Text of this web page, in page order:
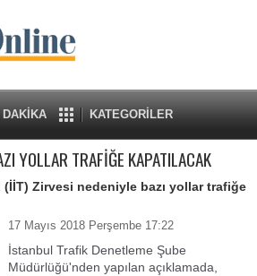
DAKİKA KATEGORİLER
YOLLAR TRAFİĞE KAPATILACAK
(İİT) Zirvesi nedeniyle bazı yollar trafiğe
17 Mayıs 2018 Perşembe 17:22
İstanbul Trafik Denetleme Şube
Müdürlüğü'nden yapılan açıklamada,